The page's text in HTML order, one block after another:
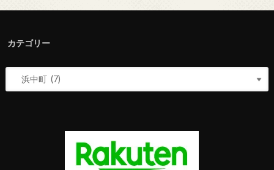
カテゴリー